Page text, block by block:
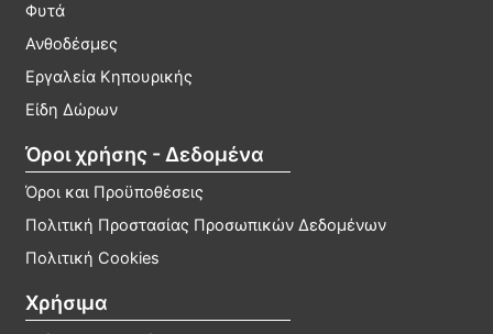
Φυτά
Ανθοδέσμες
Εργαλεία Κηπουρικής
Είδη Δώρων
Όροι χρήσης - Δεδομένα
Όροι και Προϋποθέσεις
Πολιτική Προστασίας Προσωπικών Δεδομένων
Πολιτική Cookies
Χρήσιμα